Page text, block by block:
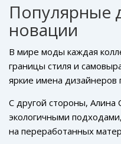
Популярные
новации
В мире моды каждая
границы стиля и
яркие имена
традиционных мотивах,
технологиях. Например,
который стремится
С другой стороны, Алина
экологичными
на переработанных